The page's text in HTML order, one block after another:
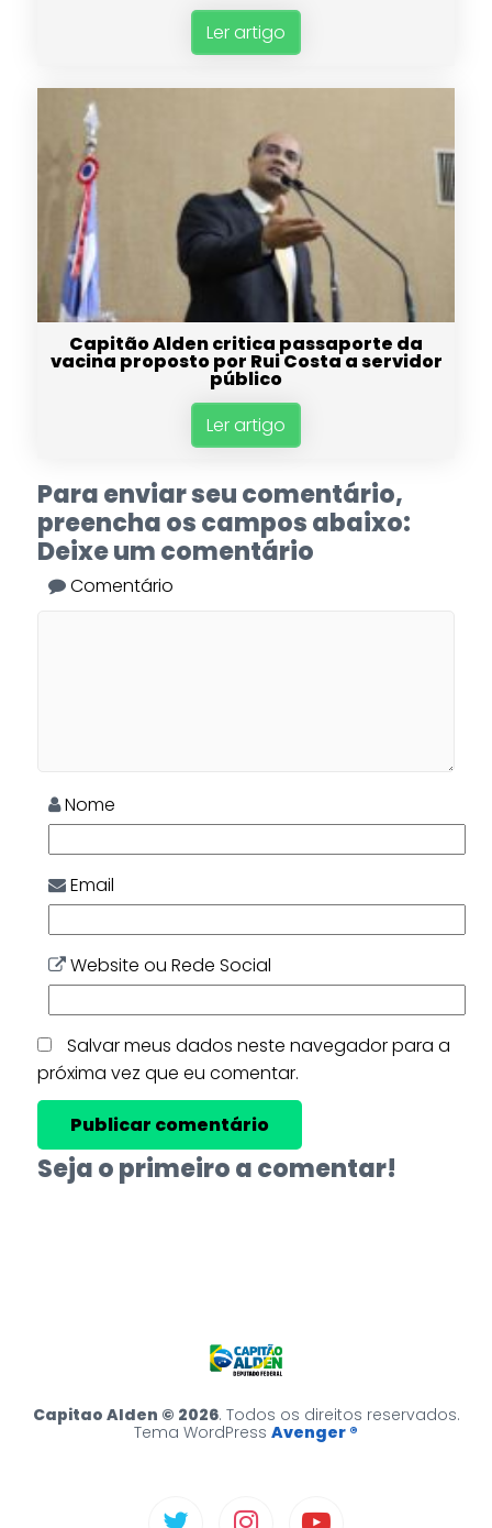
Ler artigo
Capitão Alden critica passaporte da
vacina proposto por Rui Costa a servidor
público
Ler artigo
Para enviar seu comentário,
preencha os campos abaixo:
Deixe um comentário
Comentário
Nome
Email
Website ou Rede Social
Salvar meus dados neste navegador para a
próxima vez que eu comentar.
Seja o primeiro a comentar!
Capitao Alden © 2026. Todos os direitos reservados.
Tema WordPress Avenger ®